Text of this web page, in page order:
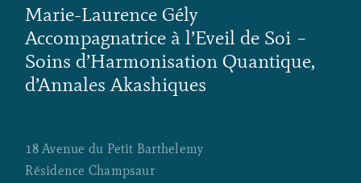
Marie-Laurence Gély
Accompagnatrice à l’Eveil de Soi –
Soins d’Harmonisation Quantique,
d’Annales Akashiques
18 Avenue du Petit Barthelemy
Résidence Champsaur